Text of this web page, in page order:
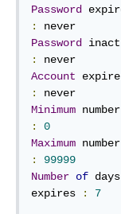
Password
:
Password
:
Account
:
Minimum number
:
0
Maximum number
:
99999
Number of days
expires
: 7